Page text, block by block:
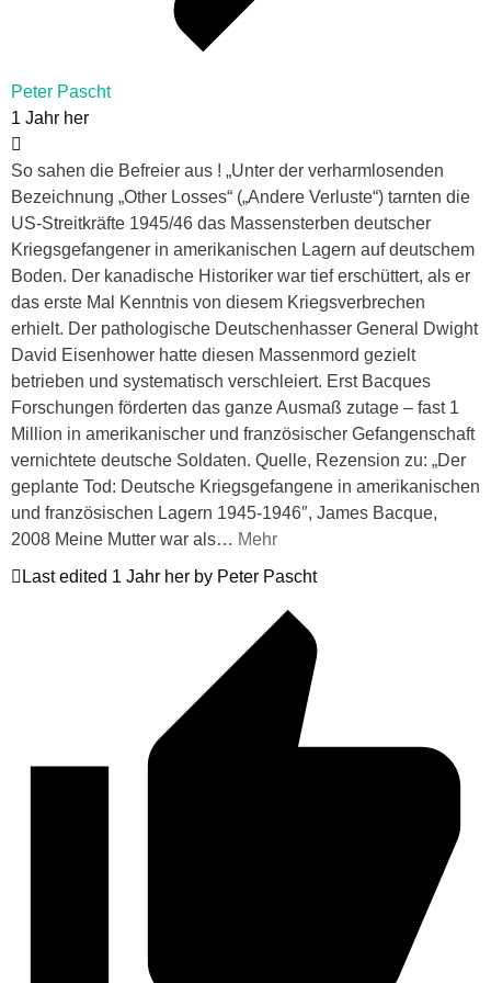
Peter Pascht
1 Jahr her
So sahen die Befreier aus ! „Unter der verharmlosenden
Bezeichnung „Other Losses“ („Andere Verluste“) tarnten die
US-Streitkräfte 1945/46 das Massensterben deutscher
Kriegsgefangener in amerikanischen Lagern auf deutschem
Boden. Der kanadische Historiker war tief erschüttert, als er
das erste Mal Kenntnis von diesem Kriegsverbrechen
erhielt. Der pathologische Deutschenhasser General Dwight
David Eisenhower hatte diesen Massenmord gezielt
betrieben und systematisch verschleiert. Erst Bacques
Forschungen förderten das ganze Ausmaß zutage – fast 1
Million in amerikanischer und französischer Gefangenschaft
vernichtete deutsche Soldaten. Quelle, Rezension zu: „Der
geplante Tod: Deutsche Kriegsgefangene in amerikanischen
und französischen Lagern 1945-1946″, James Bacque,
2008 Meine Mutter war als… Mehr
Last edited 1 Jahr her by Peter Pascht